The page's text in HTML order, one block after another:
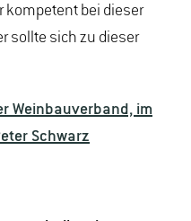
kompetent bei dieser
sollte sich zu dieser
Weinbauverband, im
Schwarz